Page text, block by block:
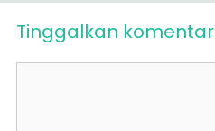
Tinggalkan komentar